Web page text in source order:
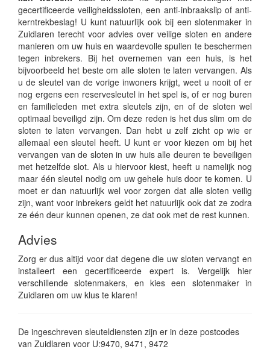
gecertificeerde veiligheidssloten, een anti-inbraakslip of anti-
kerntrekbeslag! U kunt natuurlijk ook bij een slotenmaker in
Zuidlaren terecht voor advies over veilige sloten en andere
manieren om uw huis en waardevolle spullen te beschermen
tegen inbrekers. Bij het overnemen van een huis, is het
bijvoorbeeld het beste om alle sloten te laten vervangen. Als
u de sleutel van de vorige inwoners krijgt, weet u nooit of er
nog ergens een reservesleutel in het spel is, of er nog buren
en familieleden met extra sleutels zijn, en of de sloten wel
optimaal beveiligd zijn. Om deze reden is het dus slim om de
sloten te laten vervangen. Dan hebt u zelf zicht op wie er
allemaal een sleutel heeft. U kunt er voor kiezen om bij het
vervangen van de sloten in uw huis alle deuren te beveiligen
met hetzelfde slot. Als u hiervoor kiest, heeft u namelijk nog
maar één sleutel nodig om uw gehele huis door te komen. U
moet er dan natuurlijk wel voor zorgen dat alle sloten veilig
zijn, want voor inbrekers geldt het natuurlijk ook dat ze zodra
ze één deur kunnen openen, ze dat ook met de rest kunnen.
Advies
Zorg er dus altijd voor dat degene die uw sloten vervangt en
installeert een gecertificeerde expert is. Vergelijk hier
verschillende slotenmakers, en kies een slotenmaker in
Zuidlaren om uw klus te klaren!
De ingeschreven sleuteldiensten zijn er in deze postcodes
van Zuidlaren voor U:9470, 9471, 9472